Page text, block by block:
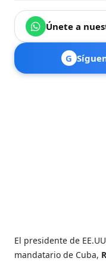
Únete a
G
El presidente de
mandatario de Cuba,